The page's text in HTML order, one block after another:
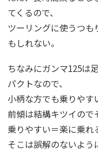
てくるので、
ツーリングに使うつ
もしれない。
ちなみにガンマ125は
パクトなので、
小柄な方でも乗りやす
前傾は結構キツイので
乗りやすい＝楽に乗れ
そこは誤解のないよう